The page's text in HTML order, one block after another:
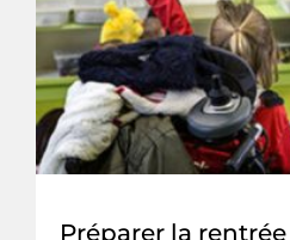
Préparer la